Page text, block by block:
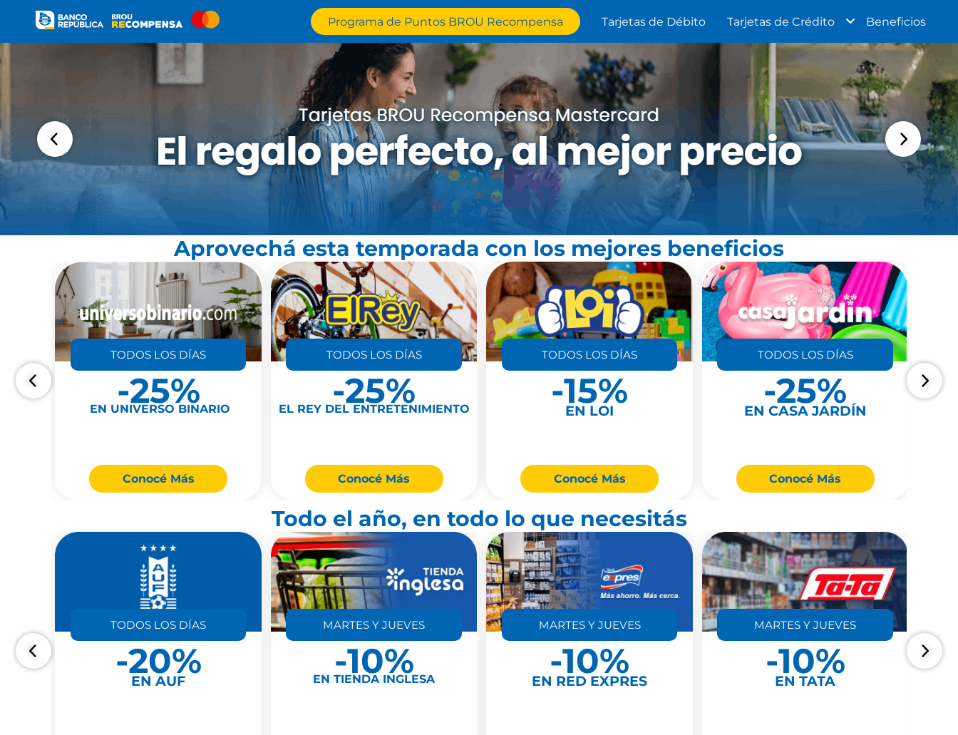
Programa de Puntos BROU Recompensa Tarjetas de Débito Tarjetas de Crédito Beneficios
Aprovechá esta temporada con los mejores beneficios
TODOS LOS DÍAS
-25%
EN UNIVERSO BINARIO
Conocé Más
TODOS LOS DÍAS
-25%
EL REY DEL ENTRETENIMIENTO
Conocé Más
TODOS LOS DÍAS
-15%
EN LOI
Conocé Más
TODOS LOS DÍAS
-25%
EN CASA JARDÍN
Conocé Más
Todo el año, en todo lo que necesitás
TODOS LOS DÍAS
-20%
EN AUF
MARTES Y JUEVES
-10%
EN TIENDA INGLESA
MARTES Y JUEVES
-10%
EN RED EXPRES
MARTES Y JUEVES
-10%
EN TATA